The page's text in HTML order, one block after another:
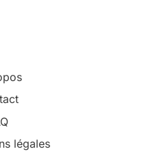
légales